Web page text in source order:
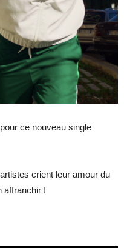
ce nouveau single
crient leur amour du
affranchir !